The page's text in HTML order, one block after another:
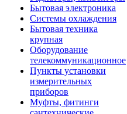
Бытовая электроника
Системы охлаждения
Бытовая техника
крупная
Оборудование
телекоммуникационное
Пункты установки
измерительных
приборов
Муфты, фитинги